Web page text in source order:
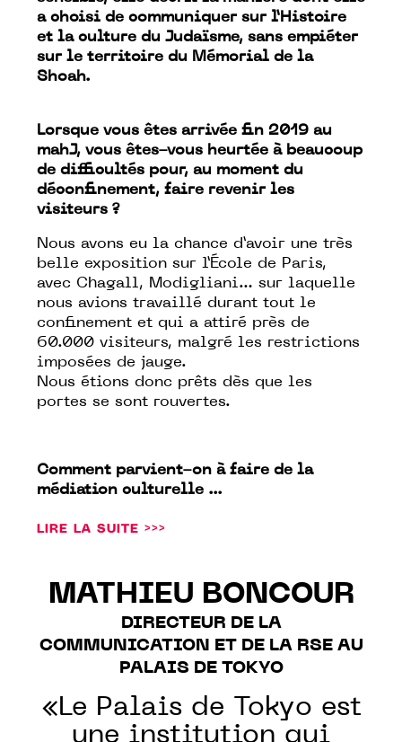
a choisi de communiquer sur l’Histoire
et la culture du Judaïsme, sans empiéter
sur le territoire du Mémorial de la
Shoah.
Lorsque vous êtes arrivée fin 2019 au
mahJ, vous êtes-vous heurtée à beaucoup
de difficultés pour, au moment du
déconfinement, faire revenir les
visiteurs ?
Nous avons eu la chance d’avoir une très
belle exposition sur l’École de Paris,
avec Chagall, Modigliani… sur laquelle
nous avions travaillé durant tout le
confinement et qui a attiré près de
60.000 visiteurs, malgré les restrictions
imposées de jauge.
Nous étions donc prêts dès que les
portes se sont rouvertes.
Comment parvient-on à faire de la
médiation culturelle ...
LIRE LA SUITE >>>
MATHIEU BONCOUR
DIRECTEUR DE LA
COMMUNICATION ET DE LA RSE AU
PALAIS DE TOKYO
«Le Palais de Tokyo est
une institution qui